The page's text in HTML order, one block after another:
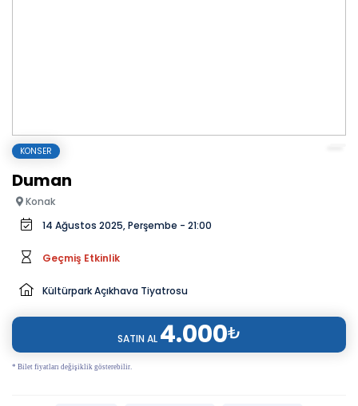
KONSER
Duman
Konak
14 Ağustos 2025, Perşembe - 21:00
Geçmiş Etkinlik
Kültürpark Açıkhava Tiyatrosu
SATIN AL 4.000₺
* Bilet fiyatları değişiklik gösterebilir.